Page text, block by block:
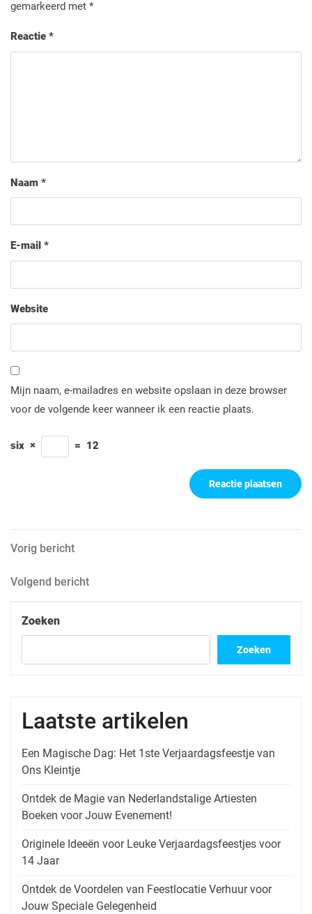
gemarkeerd met *
Reactie *
Naam *
E-mail *
Website
Mijn naam, e-mailadres en website opslaan in deze browser
voor de volgende keer wanneer ik een reactie plaats.
six × = 12
Berichtnavigatie
Vorig
Vorig bericht
Volgend
Volgend bericht
Zoeken
Zoeken
Laatste artikelen
Een Magische Dag: Het 1ste Verjaardagsfeestje van
Ons Kleintje
Ontdek de Magie van Nederlandstalige Artiesten
Boeken voor Jouw Evenement!
Originele Ideeën voor Leuke Verjaardagsfeestjes voor
14 Jaar
Ontdek de Voordelen van Feestlocatie Verhuur voor
Jouw Speciale Gelegenheid